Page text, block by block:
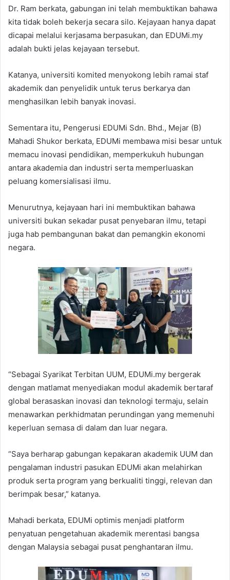
Dr. Ram berkata, gabungan ini telah membuktikan bahawa
kita tidak boleh bekerja secara silo. Kejayaan hanya dapat
dicapai melalui kerjasama berpasukan, dan EDUMi.my
adalah bukti jelas kejayaan tersebut.
Katanya, universiti komited menyokong lebih ramai staf
akademik dan penyelidik untuk terus berkarya dan
menghasilkan lebih banyak inovasi.
Sementara itu, Pengerusi EDUMi Sdn. Bhd., Mejar (B)
Mahadi Shukor berkata, EDUMi membawa misi besar untuk
memacu inovasi pendidikan, memperkukuh hubungan
antara akademia dan industri serta memperluaskan
peluang komersialisasi ilmu.
Menurutnya, kejayaan hari ini membuktikan bahawa
universiti bukan sekadar pusat penyebaran ilmu, tetapi
juga hab pembangunan bakat dan pemangkin ekonomi
negara.
“Sebagai Syarikat Terbitan UUM, EDUMi.my bergerak
dengan matlamat menyediakan modul akademik bertaraf
global berasaskan inovasi dan teknologi termaju, selain
menawarkan perkhidmatan perundingan yang memenuhi
keperluan semasa di dalam dan luar negara.
“Saya berharap gabungan kepakaran akademik UUM dan
pengalaman industri pasukan EDUMi akan melahirkan
produk serta program yang berkualiti tinggi, relevan dan
berimpak besar,” katanya.
Mahadi berkata, EDUMi optimis menjadi platform
penyatuan pengetahuan akademik merentasi bangsa
dengan Malaysia sebagai pusat penghantaran ilmu.